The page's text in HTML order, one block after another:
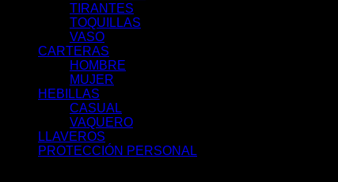
TIRANTES
TOQUILLAS
VASO
CARTERAS
HOMBRE
MUJER
HEBILLAS
CASUAL
VAQUERO
LLAVEROS
PROTECCIÓN PERSONAL